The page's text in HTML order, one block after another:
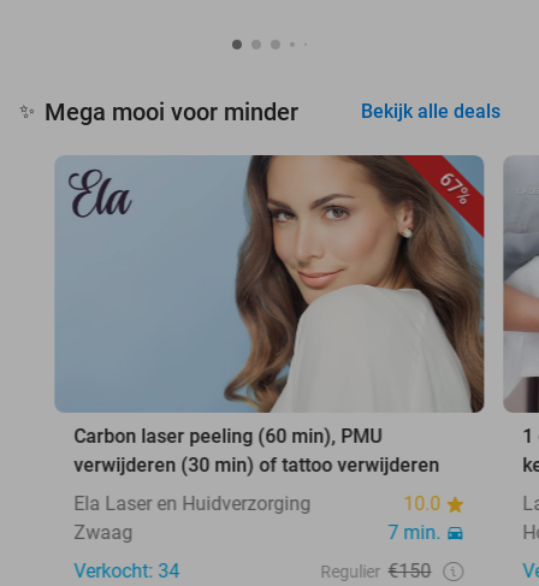
✨ Mega mooi voor minder Bekijk alle deals
67%
Carbon laser peeling (60 min), PMU
verwijderen (30 min) of tattoo verwijderen
Ela Laser en Huidverzorging
10.0
Zwaag
7 min.
Verkocht: 34
Regulier €150
1